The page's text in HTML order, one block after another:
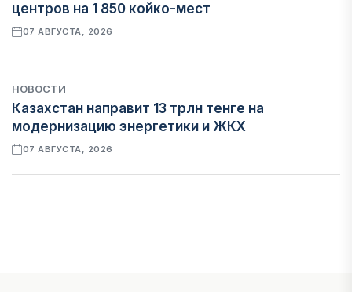
центров на 1 850 койко-мест
07 АВГУСТА, 2026
НОВОСТИ
Казахстан направит 13 трлн тенге на
модернизацию энергетики и ЖКХ
07 АВГУСТА, 2026